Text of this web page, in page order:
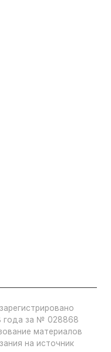
года за № 028868
материалов
на источник